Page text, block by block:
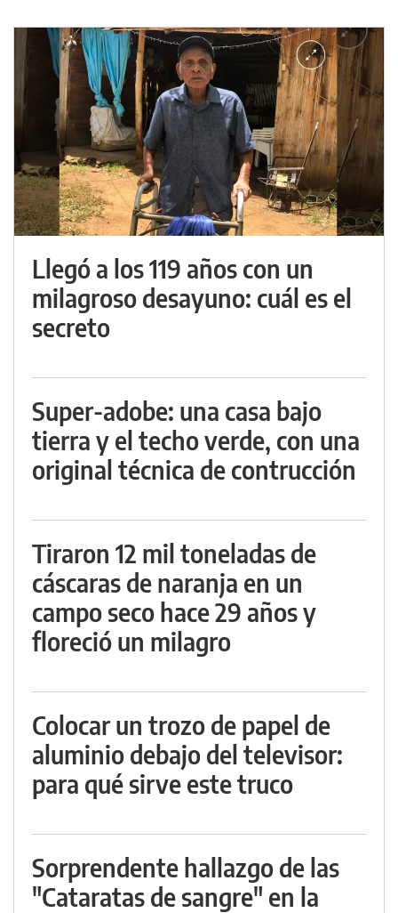
Llegó a los 119 años con un
milagroso desayuno: cuál es el
secreto
Super-adobe: una casa bajo
tierra y el techo verde, con una
original técnica de contrucción
Tiraron 12 mil toneladas de
cáscaras de naranja en un
campo seco hace 29 años y
floreció un milagro
Colocar un trozo de papel de
aluminio debajo del televisor:
para qué sirve este truco
Sorprendente hallazgo de las
"Cataratas de sangre" en la